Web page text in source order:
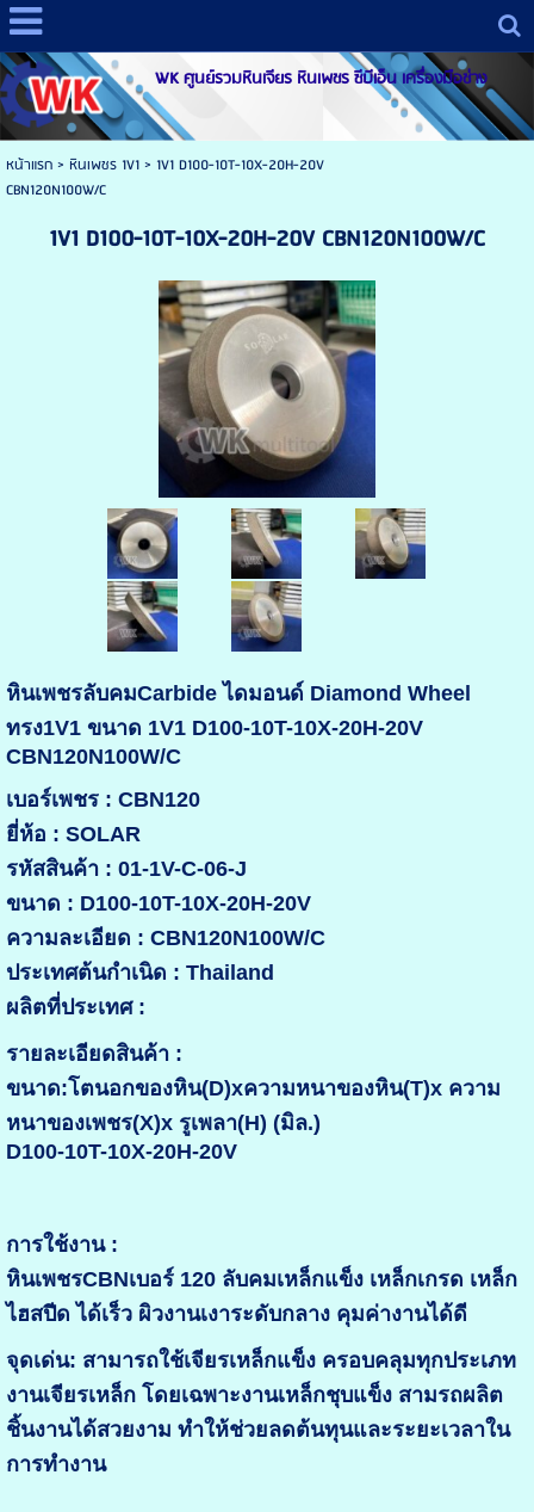
WK ศูนย์รวมหินเจียร หินเพชร ซีบีเอ็น เครื่องมือช่าง
หน้าแรก> หินเพชร 1V1> 1V1 D100-10T-10X-20H-20V
CBN120N100W/C
1V1 D100-10T-10X-20H-20V CBN120N100W/C
หินเพชรลับคมCarbide ไดมอนด์ Diamond Wheel
ทรง1V1 ขนาด 1V1 D100-10T-10X-20H-20V
CBN120N100W/C
เบอร์เพชร : CBN120
ยี่ห้อ : SOLAR
รหัสสินค้า : 01-1V-C-06-J
ขนาด : D100-10T-10X-20H-20V
ความละเอียด : CBN120N100W/C
ประเทศต้นกำเนิด : Thailand
ผลิตที่ประเทศ :
รายละเอียดสินค้า :
ขนาด:โตนอกของหิน(D)xความหนาของหิน(T)x ความ
หนาของเพชร(X)x รูเพลา(H) (มิล.)
D100-10T-10X-20H-20V
การใช้งาน :
หินเพชรCBNเบอร์ 120 ลับคมเหล็กแข็ง เหล็กเกรด เหล็ก
ไฮสปีด ได้เร็ว ผิวงานเงาระดับกลาง คุมค่างานได้ดี
จุดเด่น: สามารถใช้เจียรเหล็กแข็ง ครอบคลุมทุกประเภท
งานเจียรเหล็ก โดยเฉพาะงานเหล็กชุบแข็ง สามรถผลิต
ชิ้นงานได้สวยงาม ทำให้ช่วยลดต้นทุนและระยะเวลาใน
การทำงาน